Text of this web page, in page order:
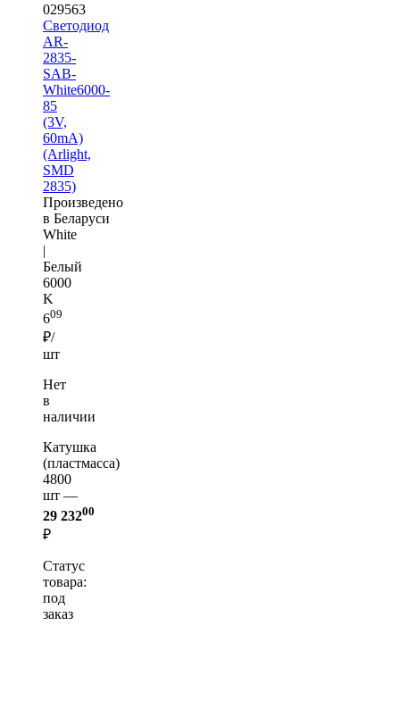
029563
Светодиод
AR-
2835-
SAB-
White6000-
85
(3V,
60mA)
(Arlight,
SMD
2835)
Произведено
в Беларуси
White
|
Белый
6000
K
609
₽/
шт
Нет
в
наличии
Катушка
(пластмасса)
4800
шт —
29 23200
₽
Статус
товара:
под
заказ